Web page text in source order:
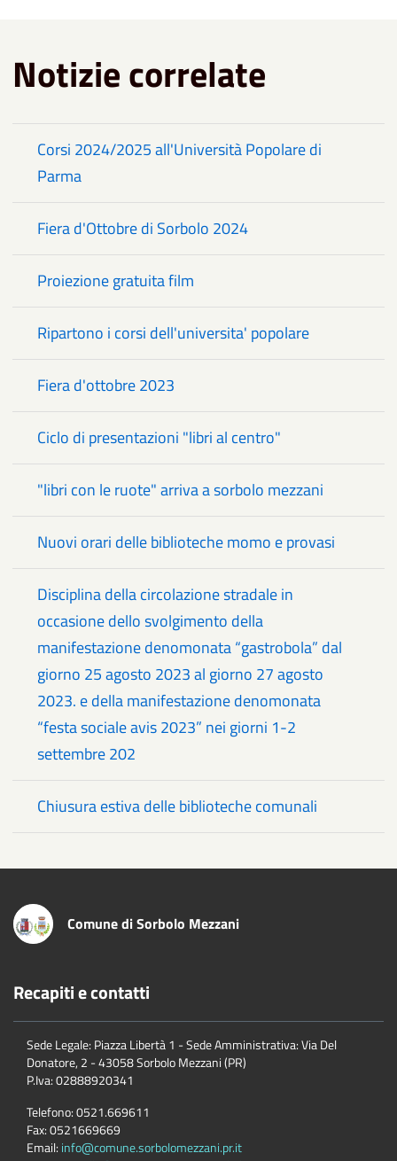
Notizie correlate
Corsi 2024/2025 all'Università Popolare di
Parma
Fiera d'Ottobre di Sorbolo 2024
Proiezione gratuita film
Ripartono i corsi dell'universita' popolare
Fiera d'ottobre 2023
Ciclo di presentazioni "libri al centro"
"libri con le ruote" arriva a sorbolo mezzani
Nuovi orari delle biblioteche momo e provasi
Disciplina della circolazione stradale in
occasione dello svolgimento della
manifestazione denomonata “gastrobola” dal
giorno 25 agosto 2023 al giorno 27 agosto
2023. e della manifestazione denomonata
“festa sociale avis 2023” nei giorni 1-2
settembre 202
Chiusura estiva delle biblioteche comunali
Comune di Sorbolo Mezzani
Recapiti e contatti
Sede Legale: Piazza Libertà 1 - Sede Amministrativa: Via Del
Donatore, 2 - 43058 Sorbolo Mezzani (PR)
P.Iva:02888920341
Telefono:0521.669611
Fax:0521669669
Email: info@comune.sorbolomezzani.pr.it